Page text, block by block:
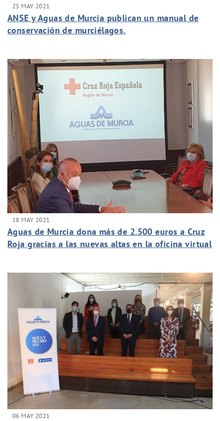
25 MAY 2021
ANSE y Aguas de Murcia publican un manual de
conservación de murciélagos.
18 MAY 2021
Aguas de Murcia dona más de 2.500 euros a Cruz
Roja gracias a las nuevas altas en la oficina virtual
06 MAY 2021